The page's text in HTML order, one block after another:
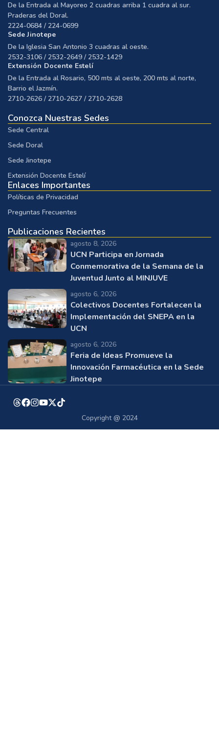
De la Entrada al Mayoreo 2 cuadras arriba 1 cuadra al sur.
Praderas del Doral.
2224-0684 / 224-0699
Sede Jinotepe
De la Iglesia San Antonio 3 cuadras al oeste.
2532-3106 / 2532-2649 / 2532-1429
Extensión Docente Estelí
De la Entrada al Rosario, 500 mts al oeste, 200 mts al norte,
Barrio el Jazmín.
2710-2626 / 2710-2627 / 2710-2628
Conozca Nuestras Sedes
Sede Central
Sede Doral
Sede Jinotepe
Extensión Docente Estelí
Enlaces Importantes
Políticas de Privacidad
Preguntas Frecuentes
Publicaciones Recientes
agosto 8, 2026
UCN Participa en Jornada
Conmemorativa de la Semana de la
Juventud Junto al MINJUVE
agosto 6, 2026
Colectivos Docentes Fortalecen la
Implementación del SNEPA en la
UCN
agosto 6, 2026
Feria de Ideas Promueve la
Innovación Farmacéutica en la Sede
Jinotepe
Copyright @ 2024